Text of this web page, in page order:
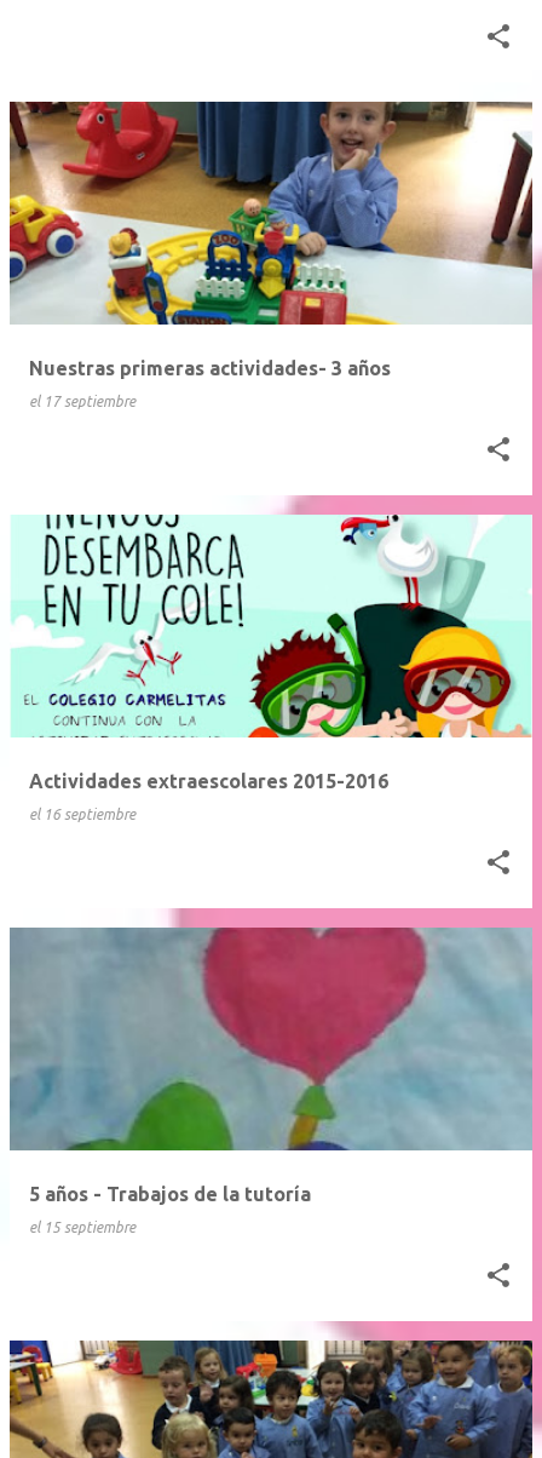
Nuestras primeras actividades- 3 años
el 17 septiembre
Actividades extraescolares 2015-2016
el 16 septiembre
5 años - Trabajos de la tutoría
el 15 septiembre